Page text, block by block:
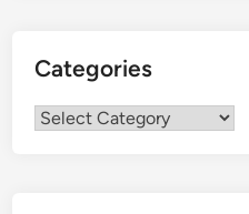
Categories
Categories